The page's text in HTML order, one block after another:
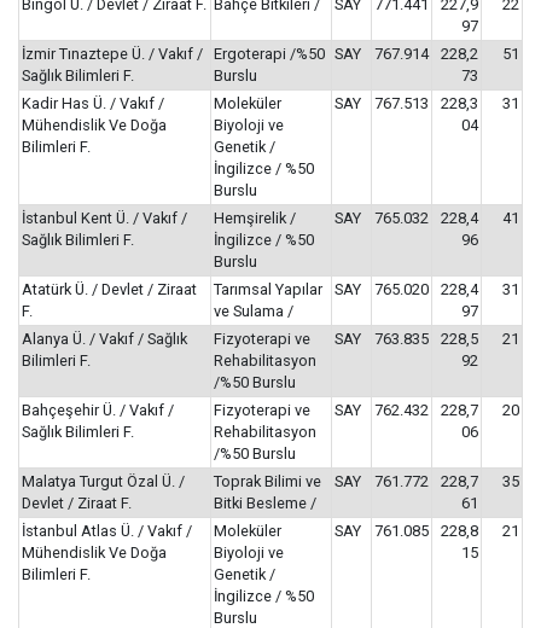
Bingöl Ü. / Devlet / Ziraat F. Bahçe Bitkileri / SAY 771.441
227,9
97
22
İzmir Tınaztepe Ü. / Vakıf /
Sağlık Bilimleri F.
Ergoterapi /%50
Burslu
SAY 767.914
228,2
73
51
Kadir Has Ü. / Vakıf /
Mühendislik Ve Doğa
Bilimleri F.
Moleküler
Biyoloji ve
Genetik /
İngilizce / %50
Burslu
SAY 767.513
228,3
04
31
İstanbul Kent Ü. / Vakıf /
Sağlık Bilimleri F.
Hemşirelik /
İngilizce / %50
Burslu
SAY 765.032
228,4
96
41
Atatürk Ü. / Devlet / Ziraat
F.
Tarımsal Yapılar
ve Sulama /
SAY 765.020
228,4
97
31
Alanya Ü. / Vakıf / Sağlık
Bilimleri F.
Fizyoterapi ve
Rehabilitasyon
/%50 Burslu
SAY 763.835
228,5
92
21
Bahçeşehir Ü. / Vakıf /
Sağlık Bilimleri F.
Fizyoterapi ve
Rehabilitasyon
/%50 Burslu
SAY 762.432
228,7
06
20
Malatya Turgut Özal Ü. /
Devlet / Ziraat F.
Toprak Bilimi ve
Bitki Besleme /
SAY 761.772
228,7
61
35
İstanbul Atlas Ü. / Vakıf /
Mühendislik Ve Doğa
Bilimleri F.
Moleküler
Biyoloji ve
Genetik /
İngilizce / %50
Burslu
SAY 761.085
228,8
15
21